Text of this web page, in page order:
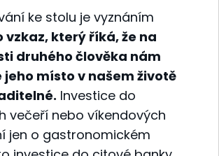
ke stolu je vyznáním
vzkaz, který říká, že na
druhého člověka nám
jeho místo v našem životě
Investice do
večeří nebo víkendových
jen o gastronomickém